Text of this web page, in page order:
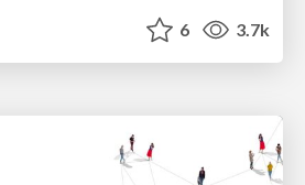
6 3.7k